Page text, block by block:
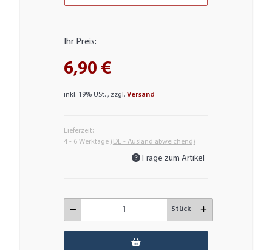
Ihr Preis:
6,90 €
inkl. 19% USt. , zzgl. Versand
Lieferzeit:
4 - 6 Werktage (DE - Ausland abweichend)
Frage zum Artikel
Stück